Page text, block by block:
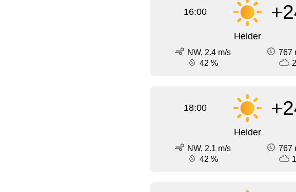
16:00
Helder
NW, 2.4 m/s
767
42 %
18:00
Helder
NW, 2.1 m/s
767
42 %